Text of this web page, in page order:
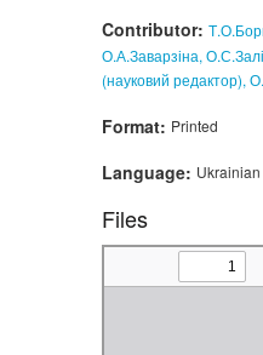
Contributor:
О.А.Заварзіна,
(науковий редактор),
Format: Printed
Language: Ukrainian
Files